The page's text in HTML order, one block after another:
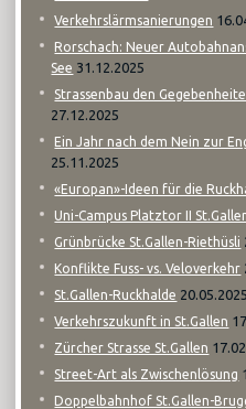
Verkehrslärmsanierungen
Rorschach: Neuer
See 31.12.2025
Strassenbau den
27.12.2025
Ein Jahr nach dem Nein zur
25.11.2025
«Europan»-Ideen für die
Uni-Campus Platztor II
Grünbrücke St.Gallen-Riethüsli
Konflikte Fuss- vs. Veloverkehr
St.Gallen-Ruckhalde 20.05.2025
Verkehrszukunft in St.Gallen
Zürcher Strasse St.Gallen
Street-Art als Zwischenlösung
Doppelbahnhof St.Gallen-